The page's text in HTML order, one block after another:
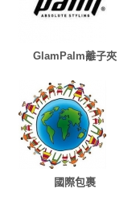
GlamPalm離子夾
國際包裹